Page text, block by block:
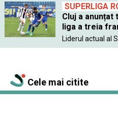
SUPERLIGA
Cluj a
liga a treia
Liderul actual al
Cele mai citite